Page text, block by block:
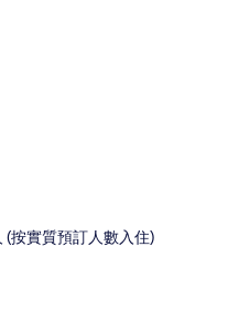
(按實質預訂人數入住)